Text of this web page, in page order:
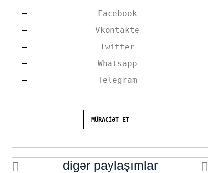
Facebook
Vkontakte
Twitter
Whatsapp
Telegram
MÜRACİƏT ET
digər paylaşımlar